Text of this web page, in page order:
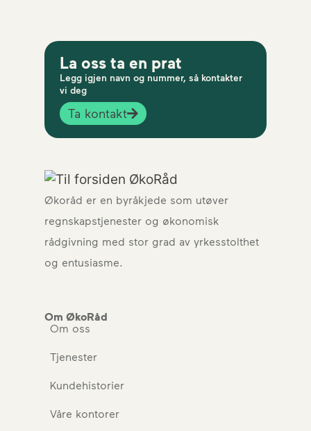
La oss ta en prat
Legg igjen navn og nummer, så kontakter
vi deg
Ta kontakt
Økoråd er en byråkjede som utøver
regnskapstjenester og økonomisk
rådgivning med stor grad av yrkesstolthet
og entusiasme.
Om ØkoRåd
Om oss
Tjenester
Kundehistorier
Våre kontorer